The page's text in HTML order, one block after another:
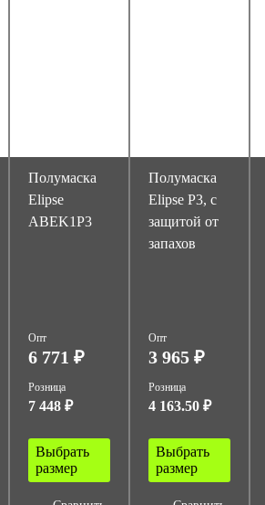
Полумаска
Elipse
ABEK1P3
Опт
6 771 ₽
Розница
7 448 ₽
Выбрать
размер
Полумаска
Elipse P3, с
защитой от
запахов
Опт
3 965 ₽
Розница
4 163.50 ₽
Выбрать
размер